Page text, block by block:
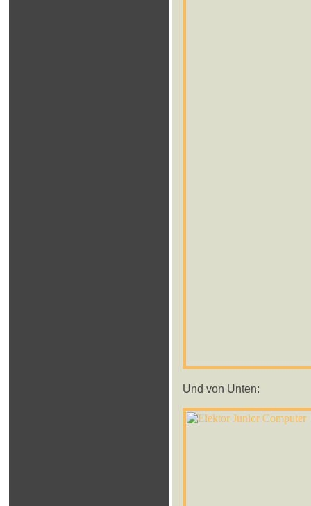
Und von Unten: